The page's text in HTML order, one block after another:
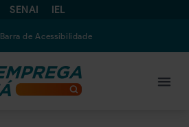
SENAI IEL
Barra de Acessibilidade